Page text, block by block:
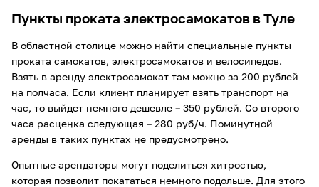
Пункты проката электросамокатов в Туле
В областной столице можно найти специальные пункты
проката самокатов, электросамокатов и велосипедов.
Взять в аренду электросамокат там можно за 200 рублей
на полчаса. Если клиент планирует взять транспорт на
час, то выйдет немного дешевле – 350 рублей. Со второго
часа расценка следующая – 280 руб/ч. Поминутной
аренды в таких пунктах не предусмотрено.
Опытные арендаторы могут поделиться хитростью,
которая позволит покататься немного подольше. Для этого